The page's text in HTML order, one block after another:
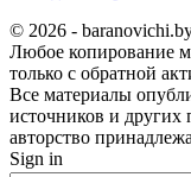
© 2026 -
Любое копирование
только с обратной
Все материалы
источников и других
авторство
Sign in